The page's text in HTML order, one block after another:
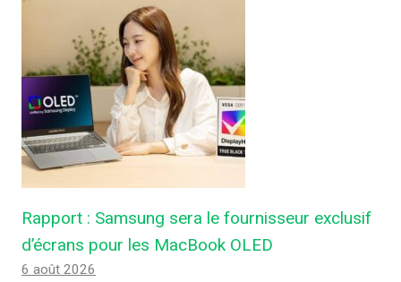
Rapport : Samsung sera le fournisseur exclusif
d’écrans pour les MacBook OLED
6 août 2026